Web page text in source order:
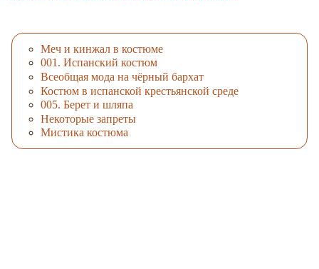
Меч и кинжал в костюме
001. Испанский костюм
Всеобщая мода на чёрный бархат
Костюм в испанской крестьянской среде
005. Берет и шляпа
Некоторые запреты
Мистика костюма